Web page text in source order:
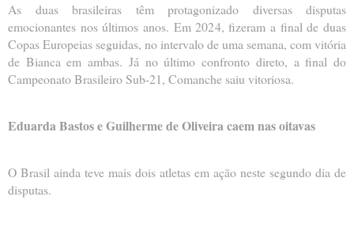
As duas brasileiras têm protagonizado diversas disputas
emocionantes nos últimos anos. Em 2024, fizeram a final de duas
Copas Europeias seguidas, no intervalo de uma semana, com vitória
de Bianca em ambas. Já no último confronto direto, a final do
Campeonato Brasileiro Sub-21, Comanche saiu vitoriosa.
Eduarda Bastos e Guilherme de Oliveira caem nas oitavas
O Brasil ainda teve mais dois atletas em ação neste segundo dia de
disputas.